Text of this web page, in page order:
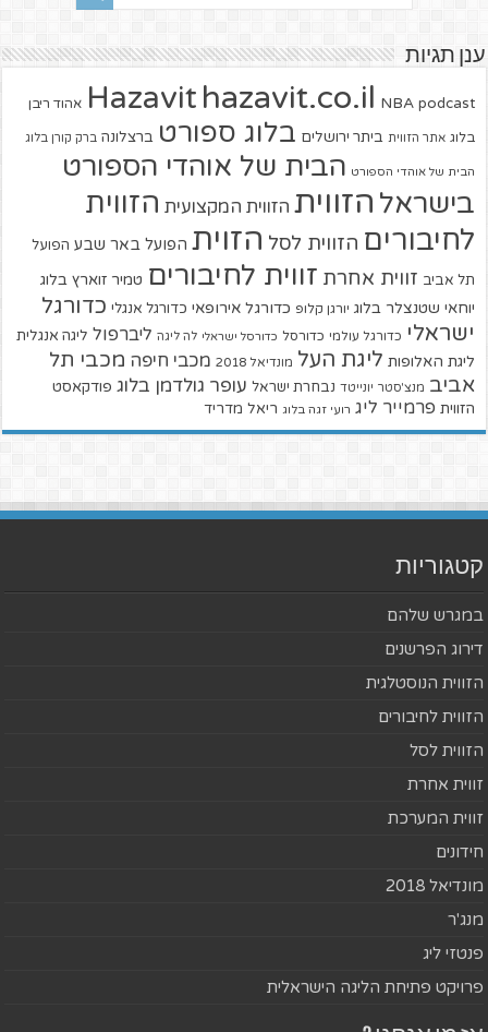
ענן תגיות
Hazavit hazavit.co.il NBA podcast אהוד ריבן
בלוג אתר הזווית ביתר ירושלים בלוג ספורט ברצלונה ברק קורן בלוג
הבית של אוהדי הספורט הבית של אוהדי הספורט
בישראל הזווית הזווית המקצועית הזווית
לחיבורים הזווית לסל הזוית הפועל באר שבע הפועל
תל אביב זווית אחרת זווית לחיבורים טמיר זוארץ בלוג
יוחאי שטנצלר בלוג יורגן קלופ כדורגל אירופאי כדורגל אנגלי כדורגל
ישראלי כדורגל עולמי כדורסל כדורסל ישראלי לה ליגה ליברפול ליגה אנגלית
ליגת האלופות ליגת העל מונדיאל 2018 מכבי חיפה מכבי תל
אביב מנצ'סטר יונייטד נבחרת ישראל עופר גולדמן בלוג פודקאסט
הזווית פרמייר ליג רועי זגה בלוג ריאל מדריד
קטגוריות
במגרש שלהם
דירוג הפרשנים
הזווית הנוסטלגית
הזווית לחיבורים
הזווית לסל
זווית אחרת
זווית המערכת
חידונים
מונדיאל 2018
מנג'ר
פנטזי ליג
פרויקט פתיחת הליגה הישראלית